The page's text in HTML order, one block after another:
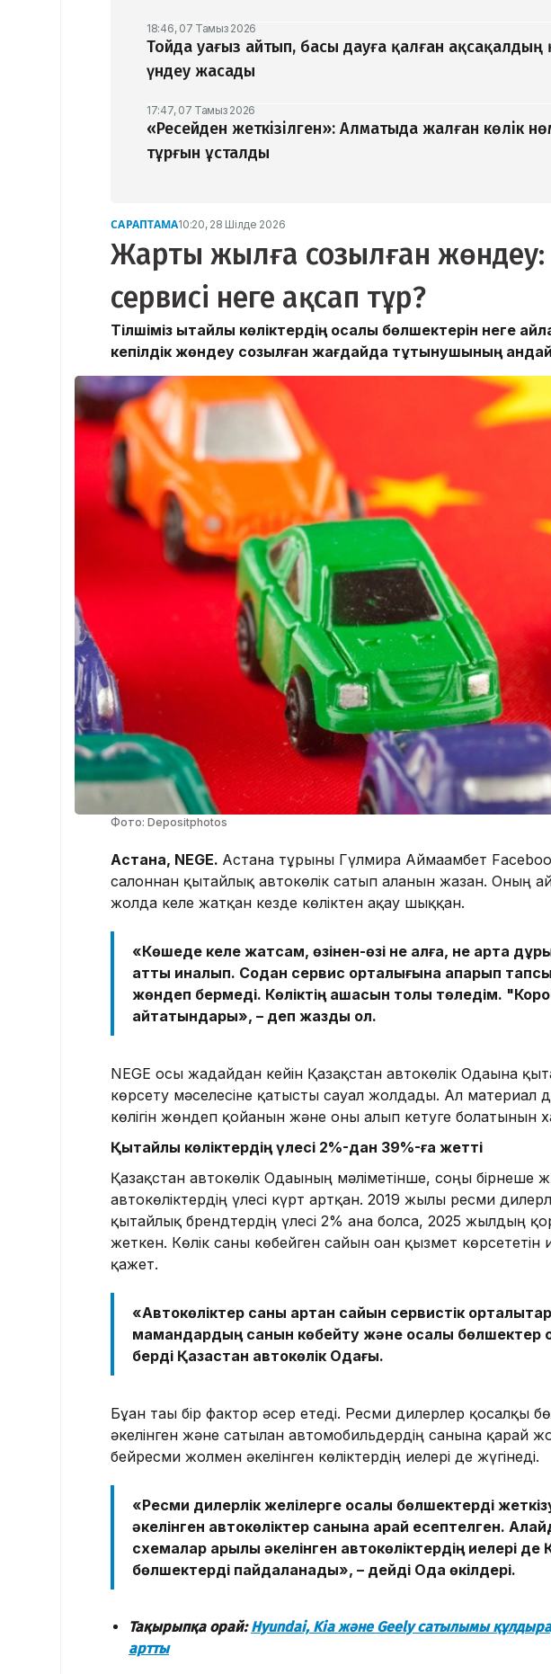
18:46, 07 Тамыз 2026
Тойда уағыз айтып, басы дауға қалған
үндеу жасады
17:47, 07 Тамыз 2026
«Ресейден жеткізілген»: Алматыда жалған көлік
тұрғын ұсталды
САРАПТАМА10:20, 28 Шілде 2026
Жарты жылға созылған жөндеу:
сервисі неге ақсап тұр?
Тілшіміз қытайлық көліктердің қосалқы бөлшектерін неге
кепілдік жөндеу созылған жағдайда тұтынушының қандай
Фото: Depositphotos
Астана, NEGE. Астана тұрғыны Гүлмира Аймағамбет
салоннан қытайлық автокөлік сатып алғанын жазған.
жолда келе жатқан кезде көліктен ақау шыққан.
«Көшеде келе жатсам, өзінен-өзі не алға, не артқа
қатты қиналып. Содан сервис орталығына апарып
жөндеп бермеді. Көліктің ақшасын толық төледім.
айтатындары», – деп жазды ол.
NEGE осы жағдайдан кейін Қазақстан автокөлік Одағына
көрсету мәселесіне қатысты сауал жолдады. Ал материал
көлігін жөндеп қойғанын және оны алып кетуге болатынын
Қытайлық көліктердің үлесі 2%-дан 39%-ға жетті
Қазақстан автокөлік Одағының мәліметінше, соңғы бірнеше
автокөліктердің үлесі күрт артқан. 2019 жылы ресми
қытайлық брендтердің үлесі 2% ғана болса, 2025 жылдың
жеткен. Көлік саны көбейген сайын оған қызмет
қажет.
«Автокөліктер саны артқан сайын сервистік
мамандардың санын көбейту және қосалқы бөлшектер
берді Қазақстан автокөлік Одағы.
Бұған тағы бір фактор әсер етеді. Ресми дилерлер қосалқы
әкелінген және сатылған автомобильдердің санына қарай
бейресми жолмен әкелінген көліктердің иелері де жүгінеді.
«Ресми дилерлік желілерге қосалқы бөлшектерді
әкелінген автокөліктер санына қарай есептелген.
схемалар арқылы әкелінген автокөліктердің иелері де
бөлшектерді пайдаланады», – дейді Одақ өкілдері.
Тақырыпқа орай:Hyundai, Kia және Geely сатылымы
артты